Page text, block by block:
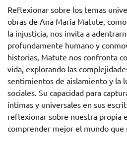
Reflexionar sobre los temas
obras de Ana María Matute,
la injusticia, nos invita a
profundamente humano y
historias, Matute nos confronta
vida, explorando las
sentimientos de aislamiento y la
sociales. Su capacidad para
íntimas y universales en sus
reflexionar sobre nuestra propia
comprender mejor el mundo que